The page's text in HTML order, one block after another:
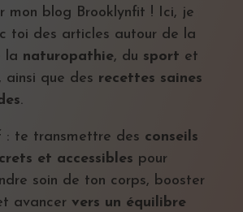
mon blog Brooklynfit ! Ici, je
toi des articles autour de la
la naturopathie, du sport et
ainsi que des recettes saines
.
: te transmettre des conseils
et accessibles pour
soin de ton corps, booster
avancer vers un équilibre